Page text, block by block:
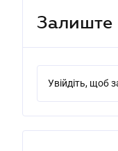
Залиште
Увійдіть, щоб